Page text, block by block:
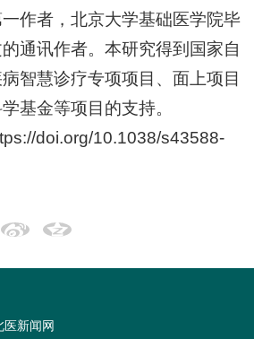
作者，北京大学基础医学院毕
通讯作者。本研究得到国家自
智慧诊疗专项项目、面上项目
基金等项目的支持。
doi.org/10.1038/s43588-
医新闻网